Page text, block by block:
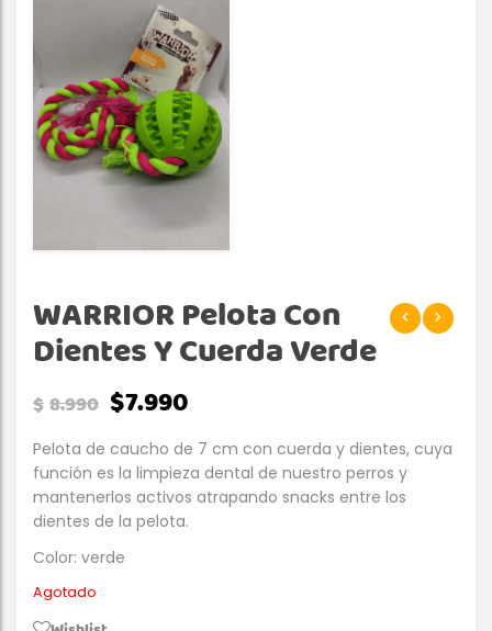
WARRIOR Pelota Con
Dientes Y Cuerda Verde
$8.990 $7.990
Pelota de caucho de 7 cm con cuerda y dientes, cuya
función es la limpieza dental de nuestro perros y
mantenerlos activos atrapando snacks entre los
dientes de la pelota.
Color: verde
Agotado